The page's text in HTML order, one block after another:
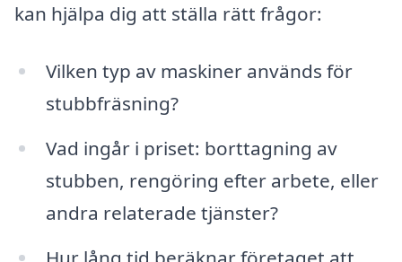
kan hjälpa dig att ställa rätt frågor:
Vilken typ av maskiner används för
stubbfräsning?
Vad ingår i priset: borttagning av
stubben, rengöring efter arbete, eller
andra relaterade tjänster?